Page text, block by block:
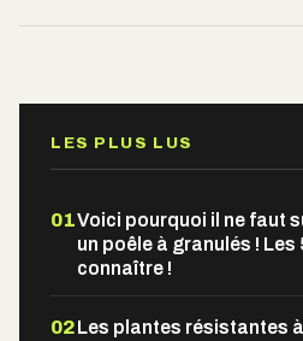
LES PLUS LUS
01Voici pourquoi il ne faut
un poêle à granulés ! Les
connaître !
02Les plantes résistantes